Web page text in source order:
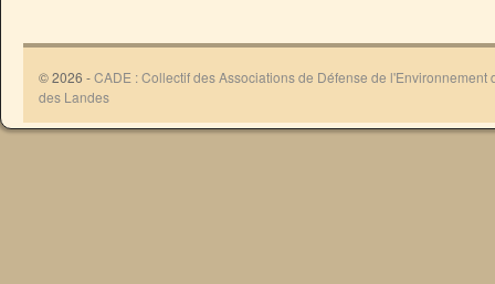
© 2026 -CADE : Collectif des Associations de Défense de l'Environnement
des Landes